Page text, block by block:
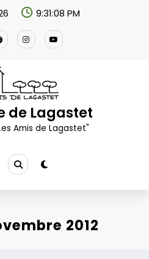
9:31:08 PM
de Lagastet
Amis de Lagastet"
2012